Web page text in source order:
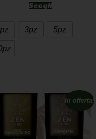
Scegli
3pz 5pz
In offerta!